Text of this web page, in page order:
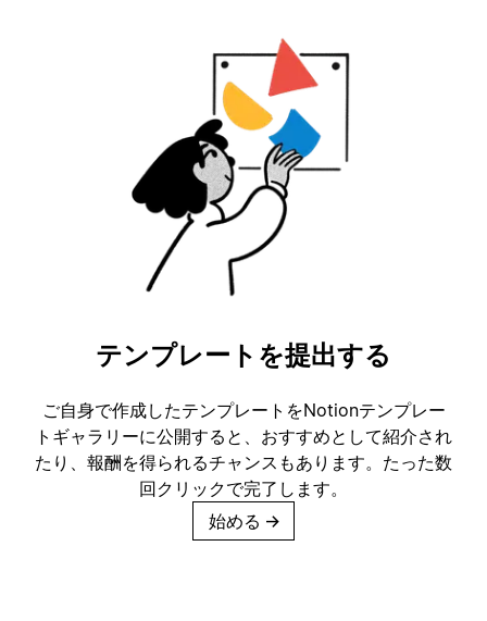
テンプレートを提出する
ご自身で作成したテンプレートをNotionテンプレー
トギャラリーに公開すると、おすすめとして紹介され
たり、報酬を得られるチャンスもあります。たった数
回クリックで完了します。
始める →